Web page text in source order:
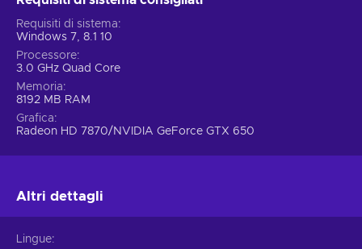
Requisiti di sistema
Windows 7, 8.1 10
Processore
3.0 GHz Quad Core
Memoria
8192 MB RAM
Grafica
Radeon HD 7870/NVIDIA GeForce GTX 650
Altri dettagli
Lingue